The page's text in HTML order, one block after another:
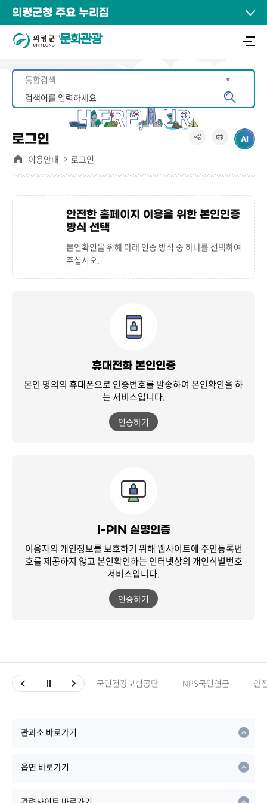
의령군청 주요 누리집
문화관광
로그인
이용안내 로그인
안전한 홈페이지 이용을 위한 본인인증
방식 선택
본인확인을 위해 아래 인증 방식 중 하나를 선택하여
주십시오.
휴대전화 본인인증
본인 명의의 휴대폰으로 인증번호를 발송하여 본인확인을 하
는 서비스입니다.
인증하기
I-PIN 실명인증
이용자의 개인정보를 보호하기 위해 웹사이트에 주민등록번
호를 제공하지 않고본인확인하는 인터넷상의 개인식별번호
서비스입니다.
인증하기
국민건강보험공단 NPS국민연금 안
관과소 바로가기
읍면 바로가기